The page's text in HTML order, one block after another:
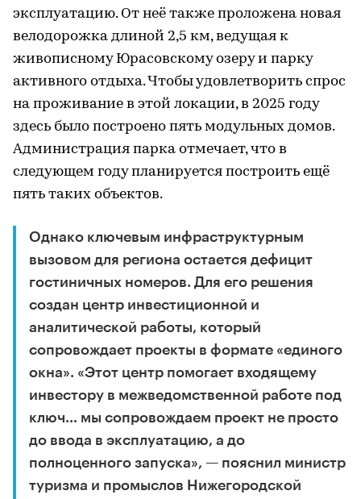
эксплуатацию. От неё также проложена новая
велодорожка длиной 2,5 км, ведущая к
живописному Юрасовскому озеру и парку
активного отдыха. Чтобы удовлетворить спрос
на проживание в этой локации, в 2025 году
здесь было построено пять модульных домов.
Администрация парка отмечает, что в
следующем году планируется построить ещё
пять таких объектов.
Однако ключевым инфраструктурным
вызовом для региона остается дефицит
гостиничных номеров. Для его решения
создан центр инвестиционной и
аналитической работы, который
сопровождает проекты в формате «единого
окна». «Этот центр помогает входящему
инвестору в межведомственной работе под
ключ… мы сопровождаем проект не просто
до ввода в эксплуатацию, а до
полноценного запуска», — пояснил министр
туризма и промыслов Нижегородской